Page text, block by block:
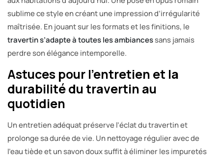
sublime ce style en créant une impression d’irrégularité
maîtrisée. En jouant sur les formats et les finitions, le
travertin s’adapte à toutes les ambiancessans jamais
perdre son élégance intemporelle.
Astuces pour l’entretien et la
durabilité du travertin au
quotidien
Un entretien adéquat préserve l’éclat du travertin et
prolonge sa durée de vie. Un nettoyage régulier avec de
l’eau tiède et un savon doux suffit à éliminer les impuretés